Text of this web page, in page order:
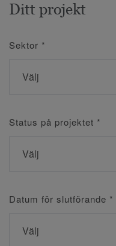
Ditt projekt
Sektor *
Status på projektet *
Datum för slutförande *